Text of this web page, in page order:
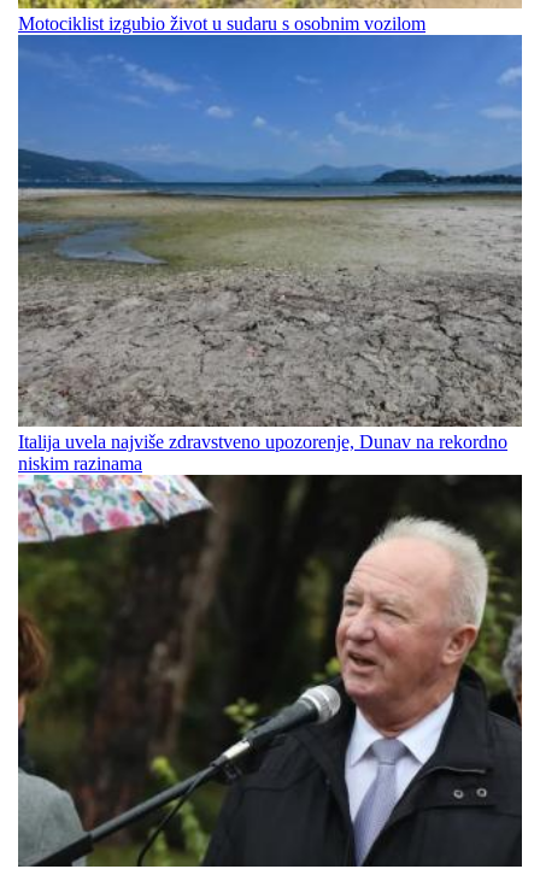
Motociklist izgubio život u sudaru s osobnim vozilom
Italija uvela najviše zdravstveno upozorenje, Dunav na rekordno
niskim razinama